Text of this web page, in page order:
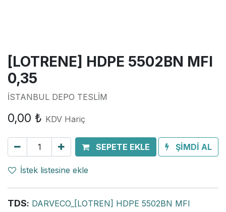
[LOTRENE] HDPE 5502BN MFI
0,35
İSTANBUL DEPO TESLİM
0,00 ₺ KDV Hariç
SEPETE EKLE ŞİMDİ AL
İstek listesine ekle
TDS: DARVECO_[LOTREN] HDPE 5502BN MFI